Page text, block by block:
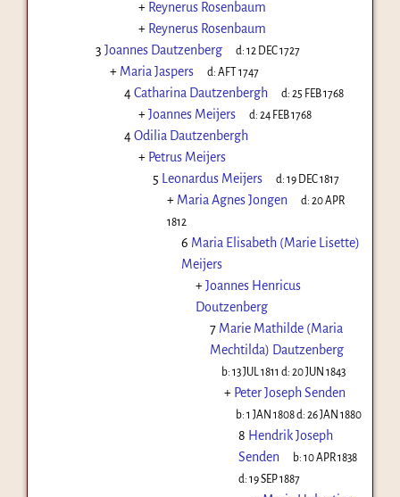
+ Reynerus Rosenbaum
+ Reynerus Rosenbaum
3 Joannes Dautzenberg d:12 DEC 1727
+ Maria Jaspers d:AFT 1747
4Catharina Dautzenbergh d:25 FEB 1768
+Joannes Meijers d:24 FEB 1768
4Odilia Dautzenbergh
+ Petrus Meijers
5 Leonardus Meijers d:19 DEC 1817
+ Maria Agnes Jongen d:20 APR
1812
6 Maria Elisabeth (Marie Lisette)
Meijers
+Joannes Henricus
Doutzenberg
7 Marie Mathilde (Maria
Mechtilda) Dautzenberg
b:13 JUL 1811 d:20 JUN 1843
+ Peter Joseph Senden
b:1 JAN 1808d:26 JAN 1880
8 Hendrik Joseph
Senden
b:10 APR 1838
d: 19 SEP 1887